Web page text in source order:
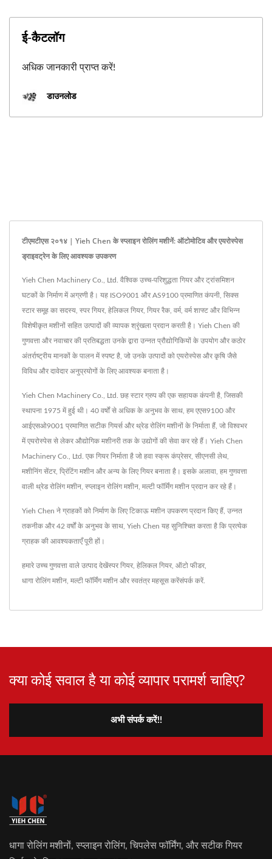
ई-कैटलॉग
अधिक जानकारी प्राप्त करें!
डाउनलोड
टीएमटीएस २०१४ | Yieh Chen के स्प्लाइन रोलिंग मशीनें: ऑटोमोटिव और एयरोस्पेस
ड्राइवट्रेन के लिए आवश्यक उपकरण
Yieh Chen Machinery Co., Ltd. वैश्विक उच्च-परिशुद्धता गियर और ट्रांसमिशन
घटकों के निर्माण में अग्रणी है। यह ISO9001 और AS9100 प्रमाणित कंपनी, सिक्स
स्टार समूह का सदस्य, स्पर गियर, हेलिकल गियर, गियर रैक, वर्म, वर्म शाफ्ट और विभिन्न
विशेषीकृत मशीनों सहित उत्पादों की व्यापक श्रृंखला प्रदान करती है। Yieh Chen की
गुणवत्ता और नवाचार की प्रतिबद्धता उनके द्वारा उन्नत प्रौद्योगिकियों के उपयोग और कठोर
अंतर्राष्ट्रीय मानकों के पालन में स्पष्ट है, जो उनके उत्पादों को एयरोस्पेस और कृषि जैसे
विविध और दावेदार अनुप्रयोगों के लिए आवश्यक बनाता है।
Yieh Chen Machinery Co., Ltd. छह स्टार ग्रुप की एक सहायक कंपनी है, जिसकी
स्थापना 1975 में हुई थी। 40 वर्षों से अधिक के अनुभव के साथ, हम एएस9100 और
आईएसओ9001 प्रमाणित सटीक गियर्स और थ्रेड रोलिंग मशीनों के निर्माता हैं, जो विश्वभर
में एयरोस्पेस से लेकर औद्योगिक मशीनरी तक के उद्योगों की सेवा कर रहे हैं। Yieh Chen
Machinery Co., Ltd. एक गियर निर्माता है जो हवा स्क्रू कंप्रेसर, सीएनसी लेथ,
मशीनिंग सेंटर, प्रिंटिंग मशीन और अन्य के लिए गियर बनाता है। इसके अलावा, हम गुणवत्ता
वाली थ्रेड रोलिंग मशीन, स्प्लाइन रोलिंग मशीन, मल्टी फॉर्मिंग मशीन प्रदान कर रहे हैं।
Yieh Chen ने ग्राहकों को निर्माण के लिए टिकाऊ मशीन उपकरण प्रदान किए हैं, उन्नत
तकनीक और 42 वर्षों के अनुभव के साथ, Yieh Chen यह सुनिश्चित करता है कि प्रत्येक
ग्राहक की आवश्यकताएँ पूरी हों।
हमारे उच्च गुणवत्ता वाले उत्पाद देखेंस्पर गियर, हेलिकल गियर, ऑटो फीडर,
धागा रोलिंग मशीन मल्टी फॉर्मिंग मशीन और स्वतंत्र महसूस करेंसंपर्क करें.
क्या कोई सवाल है या कोई व्यापार परामर्श चाहिए?
अभी संपर्क करें!!
धागा रोलिंग मशीनों, स्प्लाइन रोलिंग, चिपलेस फॉर्मिंग, और सटीक गियर